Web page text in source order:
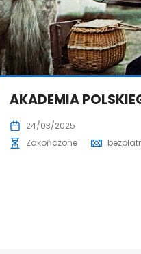
AKADEMIA
24/03/2025
Zakończone